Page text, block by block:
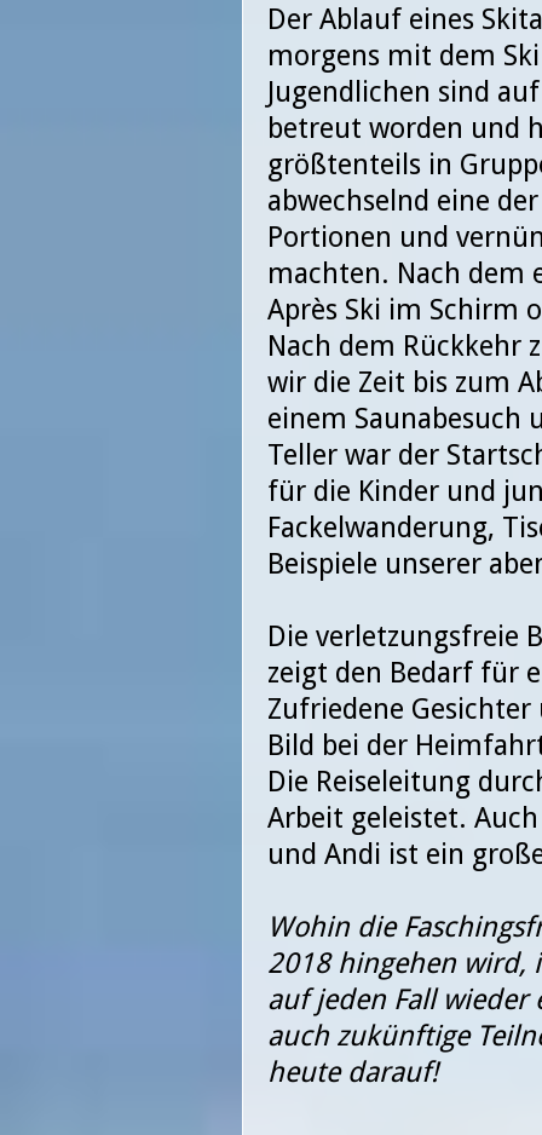
Der Ablauf eines
morgens mit dem
Jugendlichen sind
betreut worden und
größtenteils in
abwechselnd eine
Portionen und
machten. Nach dem
Après Ski im Schirm
Nach dem Rückkehr
wir die Zeit bis zum
einem Saunabesuch
Teller war der
für die Kinder und
Fackelwanderung,
Beispiele unserer
Die verletzungsfreie
zeigt den Bedarf für
Zufriedene Gesichter
Bild bei der
Die Reiseleitung
Arbeit geleistet.
und Andi ist ein
Wohin die
2018 hingehen wird,
auf jeden Fall wieder
auch zukünftige
heute darauf!